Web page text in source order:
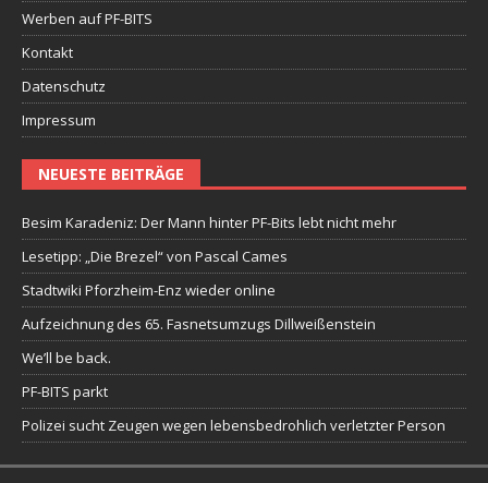
Werben auf PF-BITS
Kontakt
Datenschutz
Impressum
NEUESTE BEITRÄGE
Besim Karadeniz: Der Mann hinter PF-Bits lebt nicht mehr
Lesetipp: „Die Brezel“ von Pascal Cames
Stadtwiki Pforzheim-Enz wieder online
Aufzeichnung des 65. Fasnetsumzugs Dillweißenstein
We’ll be back.
PF-BITS parkt
Polizei sucht Zeugen wegen lebensbedrohlich verletzter Person